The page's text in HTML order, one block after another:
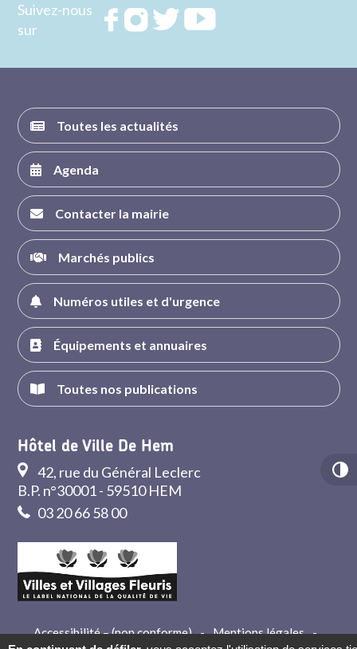
Suivez-nous
sur
RejoignezRejoignezRejoignez
Toutes les actualités
Agenda
Contacter la mairie
Marchés publics
Numéros utiles et d'urgence
Équipements et annuaires
Toutes nos publications
Hôtel de Ville De Hem
42, rue du Général Leclerc
B.P. n°30001 - 59510 HEM
03 20 66 58 00
Accessibilité – (non conforme) - Mentions légales -